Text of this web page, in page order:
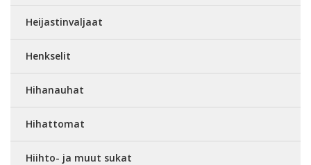
Heijastinvaljaat
Henkselit
Hihanauhat
Hihattomat
Hiihto- ja muut sukat